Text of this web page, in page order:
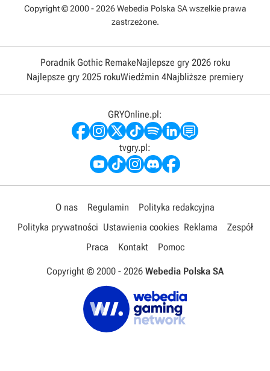
Copyright © 2000 - 2026 Webedia Polska SA wszelkie prawa
zastrzeżone.
Poradnik Gothic RemakeNajlepsze gry 2026 roku
Najlepsze gry 2025 rokuWiedźmin 4Najbliższe premiery
GRYOnline.pl:
tvgry.pl:
O nas Regulamin
Polityka redakcyjna
Polityka prywatności Ustawienia cookies Reklama
Zespół
Praca
Kontakt Pomoc
Copyright © 2000 - 2026 Webedia Polska SA